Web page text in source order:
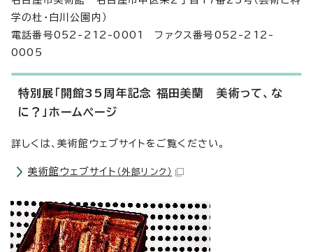
学の杜・白川公園内）
電話番号052-212-0001 ファクス番号052-212-
0005
特別展「開館35周年記念 福田美蘭 美術って、な
に？」ホームページ
詳しくは、美術館ウェブサイトをご覧ください。
美術館ウェブサイト （外部リンク）